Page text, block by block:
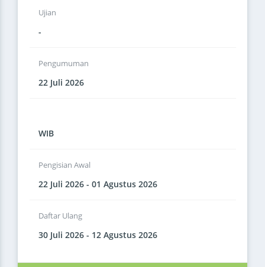
Ujian
-
Pengumuman
22 Juli 2026
WIB
Pengisian Awal
22 Juli 2026 - 01 Agustus 2026
Daftar Ulang
30 Juli 2026 - 12 Agustus 2026